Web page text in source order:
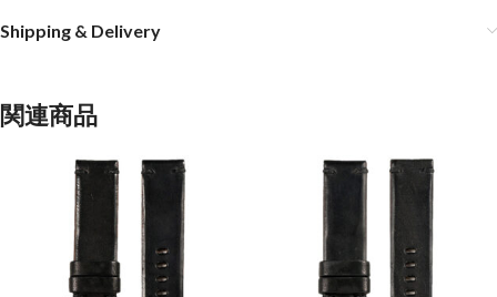
Shipping & Delivery
関連商品